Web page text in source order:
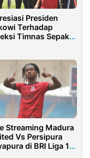
Presiden
Terhadap
Timnas Sepak
Dunia
Streaming Madura
Vs Persipura
di BRI Liga 1